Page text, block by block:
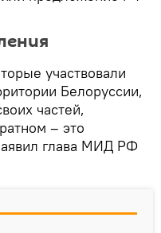
участвовали
Белоруссии,
частей,
– это
глава МИД РФ